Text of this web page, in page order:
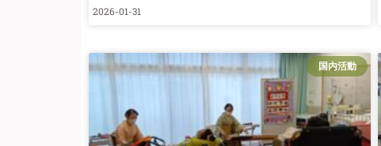
2026-01-31
国内活動